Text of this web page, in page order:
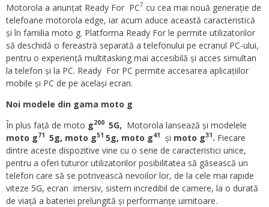
Motorola a anunțat Ready For PC7 cu cea mai nouă generație de
telefoane motorola edge, iar acum aduce această caracteristică
și în familia moto g. Platforma Ready For le permite utilizatorilor
să deschidă o fereastră separată a telefonului pe ecranul PC-ului,
pentru o experiență multitasking mai accesibilă și acces simultan
la telefon și la PC. Ready For PC permite accesarea aplicațiilor
mobile și PC de pe același ecran.
Noi modele din gama moto g
În plus față de moto g200 5G, Motorola lansează și modelele
moto g71 5g, moto g51 5g, moto g41 și moto g31. Fiecare
dintre aceste dispozitive vine cu o serie de caracteristici unice,
pentru a oferi tuturor utilizatorilor posibilitatea să găsească un
telefon care să se potrivească nevoilor lor, de la cele mai rapide
viteze 5G, ecran imersiv, sistem incredibil de camere, la o durată
de viață a bateriei prelungită și performanțe uimitoare.